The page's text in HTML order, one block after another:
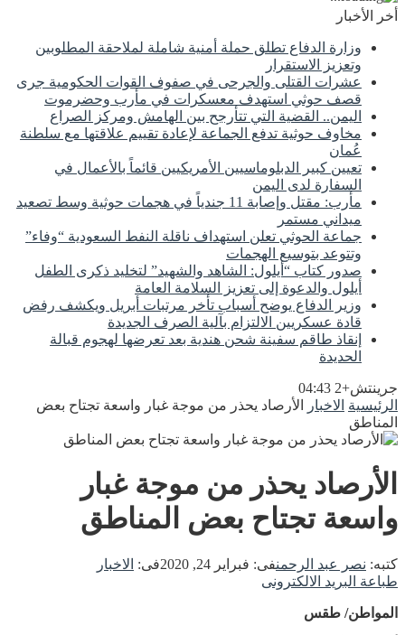
أخر الأخبار
وزارة الدفاع تطلق حملة أمنية شاملة لملاحقة المطلوبين
وتعزيز الاستقرار
عشرات القتلى والجرحى في صفوف القوات الحكومية جرى
قصف حوثي استهدف معسكرات في مأرب وحضرموت
اليمن.. القضية التي تتأرجح بين الهامش ومركز الصراع
مخاوف حوثية تدفع الجماعة لإعادة تقييم علاقتها مع سلطنة
عُمان
تعيين كبير الدبلوماسيين الأمريكيين قائماً بالأعمال في
السفارة لدى اليمن
مأرب: مقتل وإصابة 11 جندياً في هجمات حوثية وسط تصعيد
ميداني مستمر
جماعة الحوثي تعلن استهداف ناقلة النفط السعودية “وفاء”
وتتوعد بتوسيع الهجمات
صدور كتاب “أيلول: الشاهد والشهيد” لتخليد ذكرى الطفل
أيلول والدعوة إلى تعزيز السلامة العامة
وزير الدفاع يوضح أسباب تأخر مرتبات أبريل ويكشف رفض
قادة عسكريين الالتزام بآلية الصرف الجديدة
إنقاذ طاقم سفينة شحن هندية بعد تعرضها لهجوم قبالة
الحديدة
جرينتش+2 04:43
الرئيسية الاخبار
الأرصاد يحذر من موجة غبار واسعة تجتاح بعض
المناطق
الأرصاد يحذر من موجة غبار
واسعة تجتاح بعض المناطق
كتبه: نصر عبد الرحمنفى: فبراير 24, 2020 فى: الاخبار
طباعة البريد الالكترونى
المواطن/ طقس